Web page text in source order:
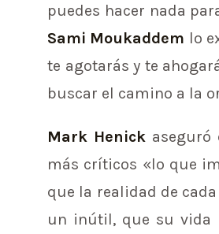
puedes hacer nada
Sami Moukaddem lo
te agotarás y te
buscar el camino a la
Mark Henick
más críticos «lo que
que la realidad de
un inútil, que su vida